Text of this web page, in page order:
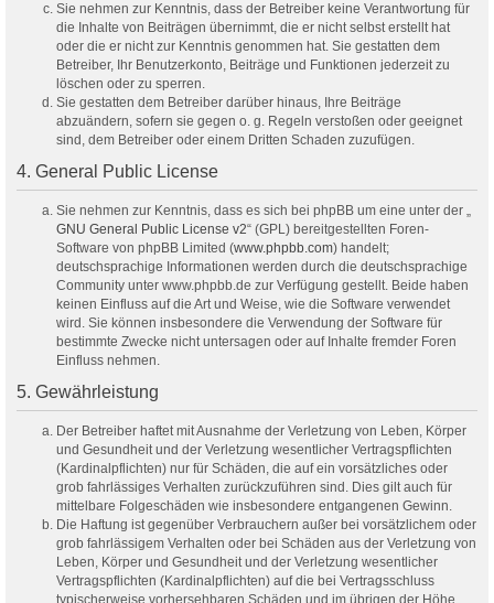
Sie nehmen zur Kenntnis, dass der Betreiber keine Verantwortung für
die Inhalte von Beiträgen übernimmt, die er nicht selbst erstellt hat
oder die er nicht zur Kenntnis genommen hat. Sie gestatten dem
Betreiber, Ihr Benutzerkonto, Beiträge und Funktionen jederzeit zu
löschen oder zu sperren.
Sie gestatten dem Betreiber darüber hinaus, Ihre Beiträge
abzuändern, sofern sie gegen o. g. Regeln verstoßen oder geeignet
sind, dem Betreiber oder einem Dritten Schaden zuzufügen.
4. General Public License
Sie nehmen zur Kenntnis, dass es sich bei phpBB um eine unter der „
GNU General Public License v2“ (GPL) bereitgestellten Foren-
Software von phpBB Limited (www.phpbb.com) handelt;
deutschsprachige Informationen werden durch die deutschsprachige
Community unter www.phpbb.de zur Verfügung gestellt. Beide haben
keinen Einfluss auf die Art und Weise, wie die Software verwendet
wird. Sie können insbesondere die Verwendung der Software für
bestimmte Zwecke nicht untersagen oder auf Inhalte fremder Foren
Einfluss nehmen.
5. Gewährleistung
Der Betreiber haftet mit Ausnahme der Verletzung von Leben, Körper
und Gesundheit und der Verletzung wesentlicher Vertragspflichten
(Kardinalpflichten) nur für Schäden, die auf ein vorsätzliches oder
grob fahrlässiges Verhalten zurückzuführen sind. Dies gilt auch für
mittelbare Folgeschäden wie insbesondere entgangenen Gewinn.
Die Haftung ist gegenüber Verbrauchern außer bei vorsätzlichem oder
grob fahrlässigem Verhalten oder bei Schäden aus der Verletzung von
Leben, Körper und Gesundheit und der Verletzung wesentlicher
Vertragspflichten (Kardinalpflichten) auf die bei Vertragsschluss
typischerweise vorhersehbaren Schäden und im übrigen der Höhe